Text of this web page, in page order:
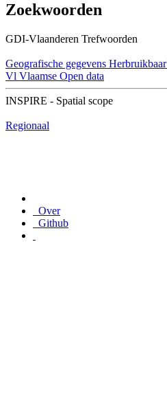
Zoekwoorden
GDI-Vlaanderen Trefwoorden
Geografische gegevens Herbruikbaar
Vl Vlaamse Open data
INSPIRE - Spatial scope
Regionaal
Over
Github